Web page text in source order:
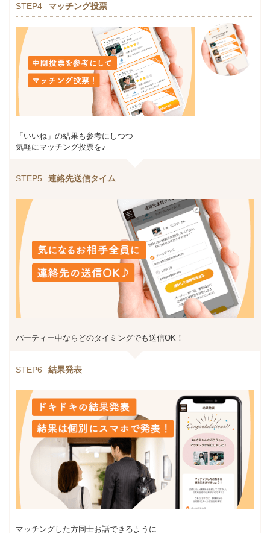
STEP4 マッチング投票
「いいね」の結果も参考にしつつ
気軽にマッチング投票を♪
STEP5 連絡先送信タイム
パーティー中ならどのタイミングでも送信OK！
STEP6 結果発表
マッチングした方同士お話できるように